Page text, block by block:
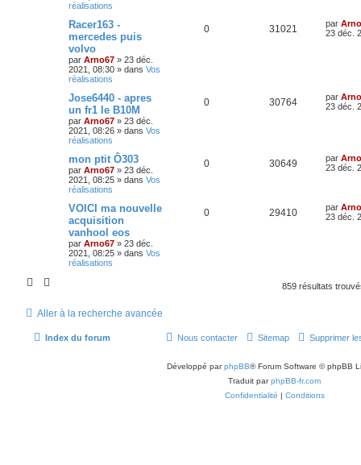
réalisations
Racer163 -
mercedes puis
volvo
par Arno67 » 23 déc.
2021, 08:30 » dans Vos
réalisations
0 31021 par
23 déc.
Jose6440 - apres
un fr1 le B10M
par Arno67 » 23 déc.
2021, 08:26 » dans Vos
réalisations
0 30764 par
23 déc.
mon ptit Ô303
par Arno67 » 23 déc.
2021, 08:25 » dans Vos
réalisations
0 30649 par
23 déc.
VOICI ma nouvelle
acquisition
vanhool eos
par Arno67 » 23 déc.
2021, 08:25 » dans Vos
réalisations
0 29410 par
23 déc.
859 résultats
Aller à la recherche avancée
Index du forum Supprimer
Sitemap
Nous contacter
Développé parphpBB® Forum Software © phpBB
Traduit parphpBB-fr.com
Confidentialité | Conditions